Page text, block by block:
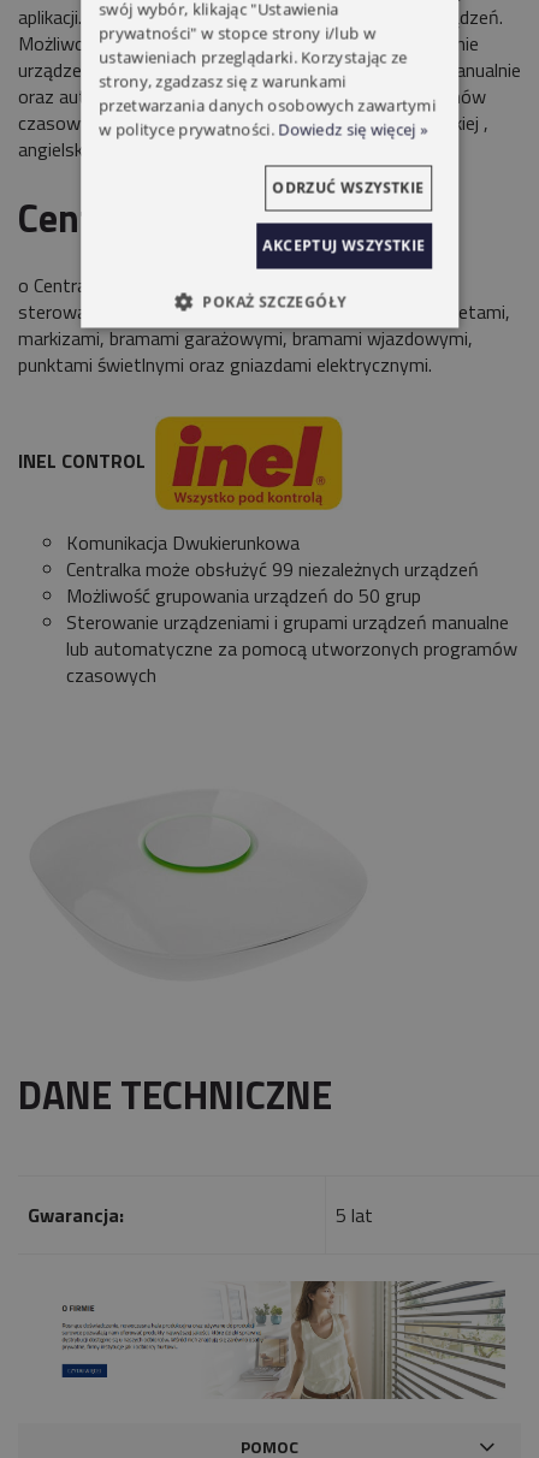
aplikacji. Centralka może obsłużyć 99 niezależnych urządzeń.
Możliwość grupowania urządzeń (do 50 grup).Sterowanie
urządzeniami i grupami urządzeń może odbywać się manualnie
oraz automatycznie za pomocą utworzonych programów
czasowych. Dostępna w 4 wersjach językowych : polskiej ,
angielskiej, niemieckiej i francuskiej.
Centralka INEL CONTROL
o Centralka dwukierunkowa INELCONTROL umożliwia
sterowanie następującymi urządzeniami : żaluzjami, roletami,
markizami, bramami garażowymi, bramami wjazdowymi,
punktami świetlnymi oraz gniazdami elektrycznymi.
INEL CONTROL
Komunikacja Dwukierunkowa
Centralka może obsłużyć 99 niezależnych urządzeń
Możliwość grupowania urządzeń do 50 grup
Sterowanie urządzeniami i grupami urządzeń manualne
lub automatyczne za pomocą utworzonych programów
czasowych
DANE TECHNICZNE
Gwarancja: 5 lat
POMOC
swój wybór, klikając "Ustawienia
prywatności" w stopce strony i/lub w
ustawieniach przeglądarki. Korzystając ze
strony, zgadzasz się z warunkami
przetwarzania danych osobowych zawartymi
w polityce prywatności. Dowiedz się więcej »
AKCEPTUJ WSZYSTKIE
ODRZUĆ WSZYSTKIE
POKAŻ SZCZEGÓŁY